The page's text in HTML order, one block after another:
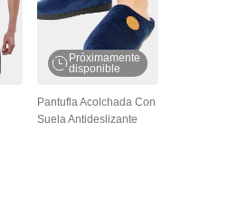
Próximamente
disponible
Pantufla Acolchada Con
Suela Antideslizante